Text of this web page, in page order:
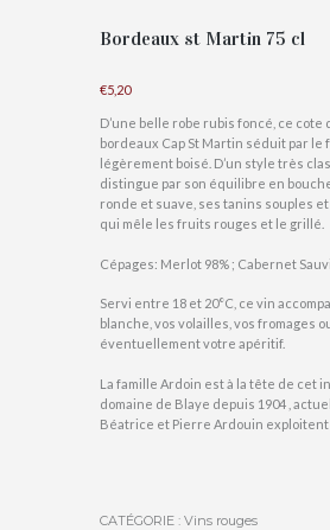
Bordeaux st Martin 75 cl
€5,20
D’une belle robe rubis foncé, ce cote
bordeaux Cap St Martin séduit par le
légèrement boisé. D’un style très
distingue par son équilibre en
ronde et suave, ses tanins souples
qui mêle les fruits rouges et le grillé.
Cépages: Merlot 98% ; Cabernet
Servi entre 18 et 20°C, ce vin
blanche, vos volailles, vos fromages
éventuellement votre apéritif.
La famille Ardoin est à la tête de cet
domaine de Blaye depuis 1904 ,
Béatrice et Pierre Ardouin exploitent
CATÉGORIE : Vins rouges